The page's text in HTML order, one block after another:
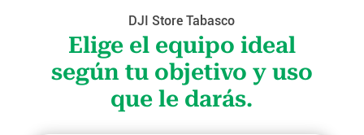
DJI Store Tabasco
Elige el equipo ideal
según tu objetivo y uso
que le darás.